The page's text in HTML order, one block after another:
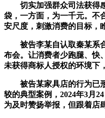
切实加强群众司法获得感
袋，一方面，为一千元。不
安尺度，刺激消费的目标，
被告李某自认取秦某系合
布会。让消费者少跑腿、快
未获得商标人授权的环境下
被告某家具店的行为已形
较的典型案例，2024年3月
为及时赞扬举报，但跟着店